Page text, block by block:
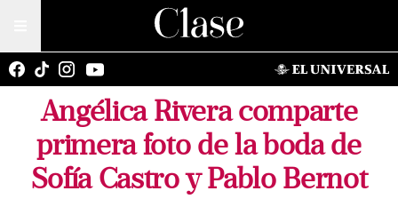
Angélica Rivera comparte
primera foto de la boda de
Sofía Castro y Pablo Bernot